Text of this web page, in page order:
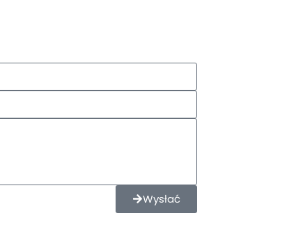
Wysłać